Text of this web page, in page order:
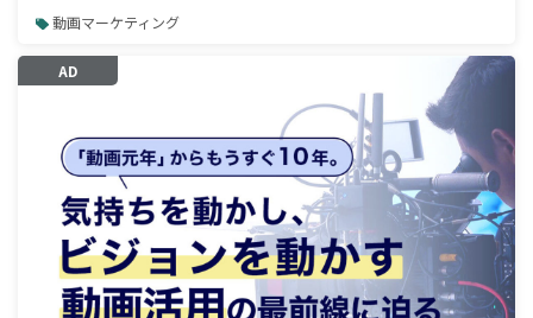
動画マーケティング
AD